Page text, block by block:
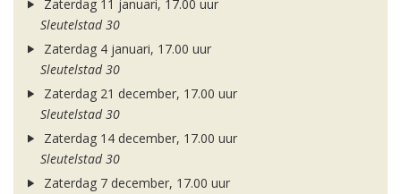
Zaterdag 11 januari, 17.00 uur
Sleutelstad 30
Zaterdag 4 januari, 17.00 uur
Sleutelstad 30
Zaterdag 21 december, 17.00 uur
Sleutelstad 30
Zaterdag 14 december, 17.00 uur
Sleutelstad 30
Zaterdag 7 december, 17.00 uur